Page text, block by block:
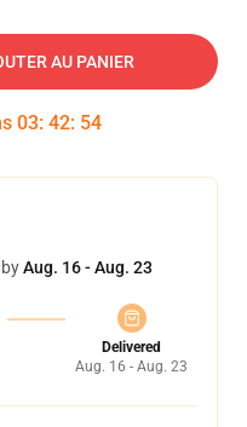
AU PANIER
03: 42: 54
Aug. 16 - Aug. 23
Delivered
Aug. 16 - Aug. 23